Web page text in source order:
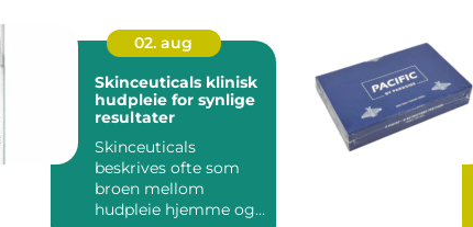
02. aug
Skinceuticals klinisk
hudpleie for synlige
resultater
Skinceuticals
beskrives ofte som
broen mellom
hudpleie hjemme og